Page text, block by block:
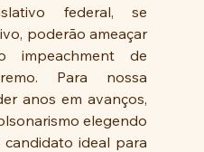
federal, se
poderão ameaçar
impeachment de
Para nossa
anos em avanços,
elegendo
ideal para